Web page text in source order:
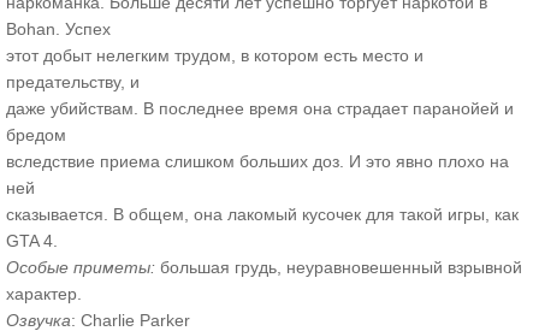
Bohan. Успех
этот добыт нелегким трудом, в котором есть место и
предательству, и
даже убийствам. В последнее время она страдает паранойей и
бредом
вследствие приема слишком больших доз. И это явно плохо на
ней
сказывается. В общем, она лакомый кусочек для такой игры, как
GTA 4.
Особые приметы: большая грудь, неуравновешенный взрывной
характер.
Озвучка: Charlie Parker